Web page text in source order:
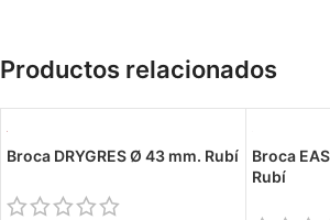
Productos relacionados
Broca DRYGRES Ø 43 mm. Rubí
Broca
Rubí